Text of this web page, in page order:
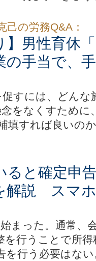
己の労務Q&A：
】男性育休
手当で、
促すには、どん
念をなくすため
填すれば良いの
ると確定申
解説 スマ
まった。通常、
を行うことで所
を行う必要はな